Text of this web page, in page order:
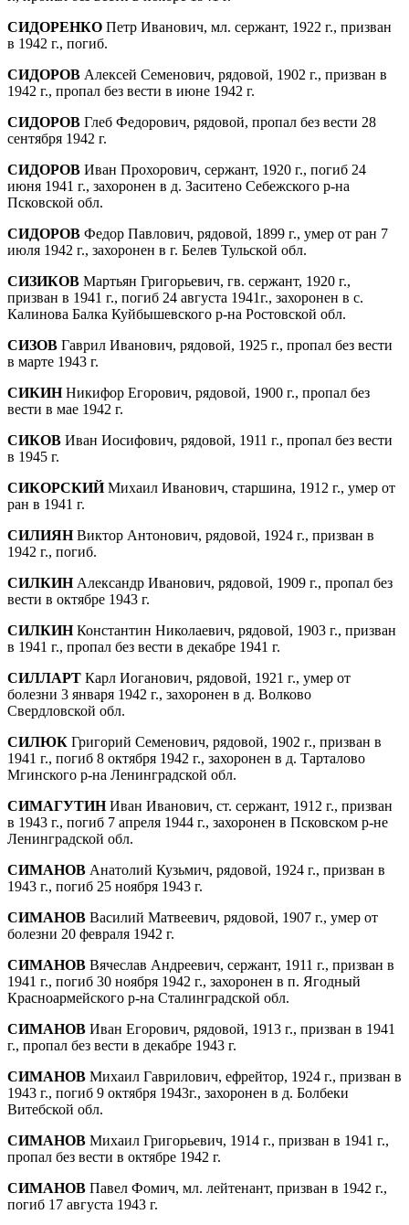
СИДОРЕНКО Петр Иванович, мл. сержант, 1922 г., призван
в 1942 г., погиб.
СИДОРОВ Алексей Семенович, рядовой, 1902 г., призван в
1942 г., пропал без вести в июне 1942 г.
СИДОРОВ Глеб Федорович, рядовой, пропал без вести 28
сентября 1942 г.
СИДОРОВ Иван Прохорович, сержант, 1920 г., погиб 24
июня 1941 г., захоронен в д. Заситено Себежского р-на
Псковской обл.
СИДОРОВ Федор Павлович, рядовой, 1899 г., умер от ран 7
июля 1942 г., захоронен в г. Белев Тульской обл.
СИЗИКОВ Мартьян Григорьевич, гв. сержант, 1920 г.,
призван в 1941 г., погиб 24 августа 1941г., захоронен в с.
Калинова Балка Куй­бышевского р-на Ростовской обл.
СИЗОВ Гаврил Иванович, рядовой, 1925 г., пропал без вести
в марте 1943 г.
СИКИННикифор Егорович, рядовой, 1900 г., про­пал без
вести в мае 1942 г.
СИКОВ Иван Иосифович, рядовой, 1911 г., пропал без вести
в 1945 г.
СИКОРСКИЙМихаил Иванович, старшина, 1912 г., умер от
ран в 1941 г.
СИЛИЯНВиктор Антонович, рядовой, 1924 г., призван в
1942 г., погиб.
СИЛКИН Александр Иванович, рядовой, 1909 г., пропал без
вести в октябре 1943 г.
СИЛКИНКонстантин Николаевич, рядовой, 1903 г., призван
в 1941 г., пропал без вести в декабре 1941 г.
СИЛЛАРТ Карл Иоганович, рядовой, 1921 г., умер от
болезни 3 января 1942 г., захоронен в д. Волково
Свердловской обл.
СИЛЮК Григорий Семенович, рядовой, 1902 г., призван в
1941 г., погиб 8 октября 1942 г., захоронен в д. Тарталово
Мгинского р-на Ленинградской обл.
СИМАГУТИНИван Иванович, ст. сержант, 1912 г., призван
в 1943 г., погиб 7 апреля 1944 г., захоронен в Псковском р-не
Ленин­градской обл.
СИМАНОВ Анатолий Кузьмич, рядовой, 1924 г., призван в
1943 г., погиб 25 ноября 1943 г.
СИМАНОВ Василий Матвеевич, рядовой, 1907 г., умер от
болезни 20 февраля 1942 г.
СИМАНОВ Вячеслав Андреевич, сержант, 1911 г., призван в
1941 г., погиб 30 ноября 1942 г., захоронен в п. Ягодный
Красноар­мейского р-на Сталинградской обл.
СИМАНОВ Иван Егорович, рядовой, 1913 г., призван в 1941
г., пропал без вести в декабре 1943 г.
СИМАНОВ Михаил Гаврилович, ефрейтор, 1924 г., призван в
1943 г., погиб 9 октября 1943г., захоронен в д. Болбеки
Витебской обл.
СИМАНОВ Михаил Григорьевич, 1914 г., призван в 1941 г.,
пропал без вести в октябре 1942 г.
СИМАНОВ Павел Фомич, мл. лейтенант, призван в 1942 г.,
погиб 17 августа 1943 г.